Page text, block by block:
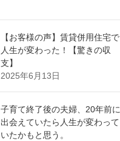
【お客様の声】賃貸併用住宅で
人生が変わった！【驚きの収
支】
2025年6月13日
子育て終了後の夫婦、20年前に
出会えていたら人生が変わって
いたかもと思う。